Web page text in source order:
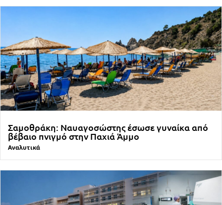
Σαμοθράκη: Ναυαγοσώστης έσωσε γυναίκα από
βέβαιο πνιγμό στην Παχιά Άμμο
Αναλυτικά